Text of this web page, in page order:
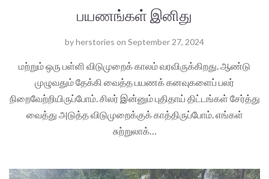
பயணங்கள் இனிது
byherstories on September 27, 2024
மற்றும் ஒரு பள்ளி விடுமுறைக் காலம் வரவிருக்கிறது. ஆண்டு
முழுவதும் தேக்கி வைத்த பயணக் கனவுகளைப் பலர்
நிறைவேற்றியிருப்போம். சிலர் இன்னும் புதிதாய் திட்டங்கள் சேர்த்து
வைத்து அடுத்த விடுமுறைக்குக் காத்திருப்போம். எங்கள்
சுற்றுலாக்…